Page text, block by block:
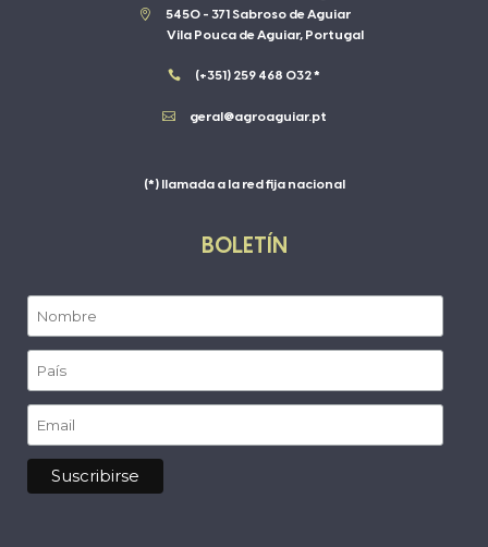

5450 - 371 Sabroso de Aguiar
Vila Pouca de Aguiar, Portugal
 (+351) 259 468 032 *
 geral@agroaguiar.pt
(*) llamada a la red fija nacional
BOLETÍN